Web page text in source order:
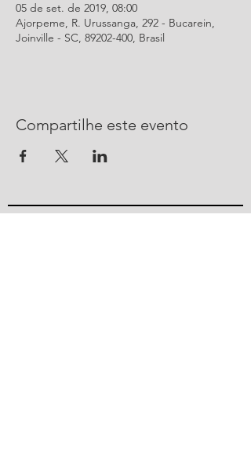
05 de set. de 2019, 08:00
Ajorpeme, R. Urussanga, 292 - Bucarein,
Joinville - SC, 89202-400, Brasil
Compartilhe este evento